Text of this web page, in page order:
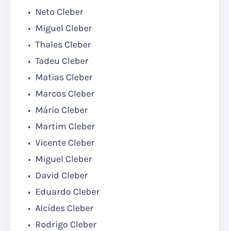
Neto Cleber
Miguel Cleber
Thales Cleber
Tadeu Cleber
Matias Cleber
Marcos Cleber
Mário Cleber
Martim Cleber
Vicente Cleber
Miguel Cleber
David Cleber
Eduardo Cleber
Alcídes Cleber
Rodrigo Cleber